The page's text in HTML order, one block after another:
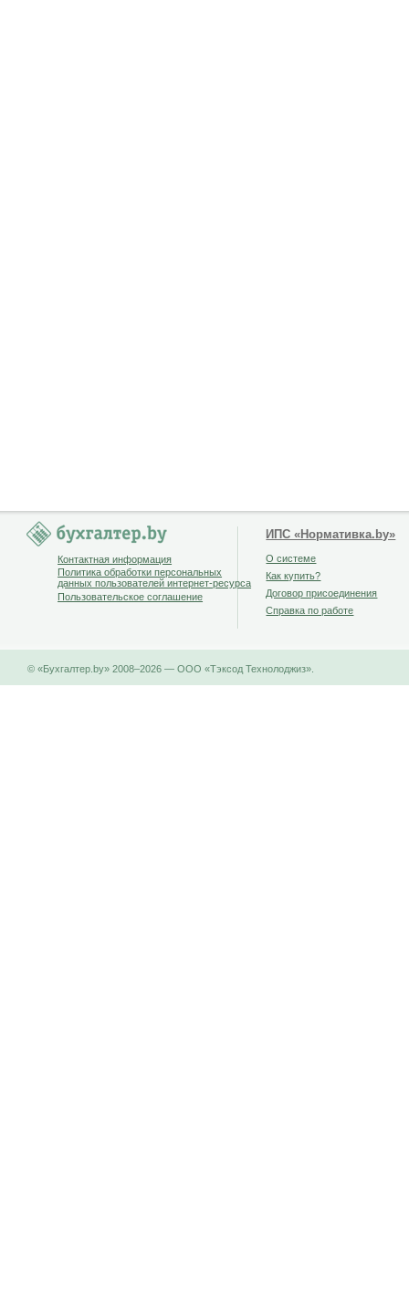
Контактная информация
Политика обработки персональных
данных пользователей интернет-ресурса
Пользовательское соглашение
ИПС «Нормативка.by»
О системе
Как купить?
Договор присоединения
Справка по работе
© «Бухгалтер.by» 2008–2026 — ООО «Тэксод Технолоджиз».